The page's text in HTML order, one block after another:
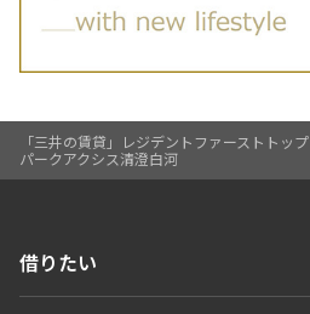
「三井の賃貸」レジデントファーストトップ
パークアクシス清澄白河
借りたい